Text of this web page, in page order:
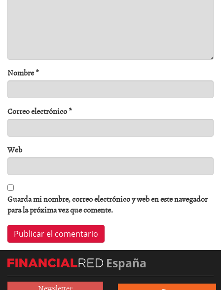
Nombre*
Correo electrónico*
Web
Guarda mi nombre, correo electrónico y web en este navegador
para la próxima vez que comente.
España